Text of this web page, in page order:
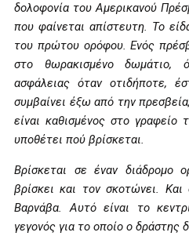
δολοφονία του Αμερικανού
που φαίνεται απίστευτη. Το
του πρώτου ορόφου. Ενός
στο θωρακισμένο δωμάτιο,
ασφάλειας όταν οτιδήποτε,
συμβαίνει έξω από την
είναι καθισμένος στο
υποθέτει πού βρίσκεται.
Βρίσκεται σε έναν διάδρομο
βρίσκει και τον σκοτώνει.
Βαρνάβα. Αυτό είναι το
γεγονός για το οποίο ο δράστης